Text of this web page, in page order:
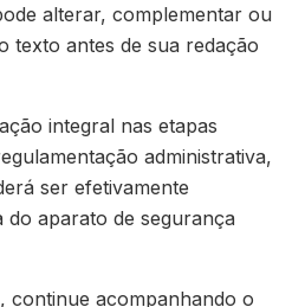
alterar, complementar ou
texto antes de sua redação
integral nas etapas
administrativa,
ser efetivamente
do aparato de segurança
continue acompanhando o